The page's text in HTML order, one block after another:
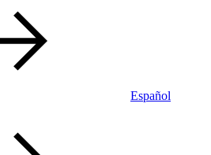
Español